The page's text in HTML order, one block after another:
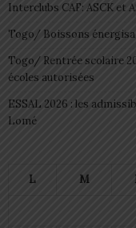
Interclubs CAF: ASCK et
Togo/ Boissons
Togo/ Rentrée scolaire
écoles autorisées
ESSAL 2026 : les
Lomé
L M